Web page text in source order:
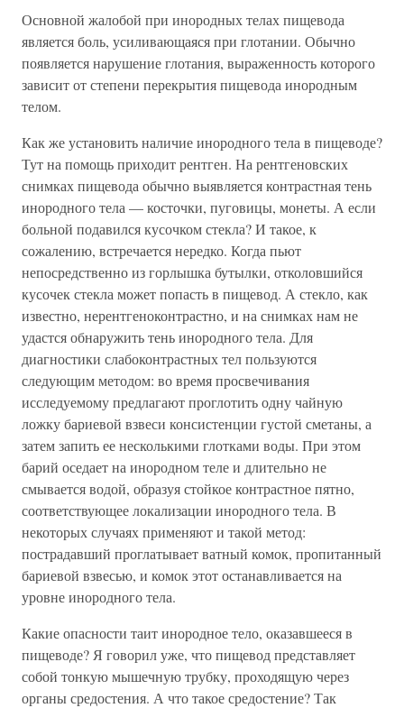
Основной жалобой при инородных телах пищевода
является боль, усиливающаяся при глотании. Обычно
появляется нарушение глотания, выраженность которого
зависит от степени перекрытия пищевода инородным
телом.
Как же установить наличие инородного тела в пищеводе?
Тут на помощь приходит рентген. На рентгеновских
снимках пищевода обычно выявляется контрастная тень
инородного тела — косточки, пуговицы, монеты. А если
больной подавился кусочком стекла? И такое, к
сожалению, встречается нередко. Когда пьют
непосредственно из горлышка бутылки, отколовшийся
кусочек стекла может попасть в пищевод. А стекло, как
известно, нерентгеноконтрастно, и на снимках нам не
удастся обнаружить тень инородного тела. Для
диагностики слабоконтрастных тел пользуются
следующим методом: во время просвечивания
исследуемому предлагают проглотить одну чайную
ложку бариевой взвеси консистенции густой сметаны, а
затем запить ее несколькими глотками воды. При этом
барий оседает на инородном теле и длительно не
смывается водой, образуя стойкое контрастное пятно,
соответствующее локализации инородного тела. В
некоторых случаях применяют и такой метод:
пострадавший проглатывает ватный комок, пропитанный
бариевой взвесью, и комок этот останавливается на
уровне инородного тела.
Какие опасности таит инородное тело, оказавшееся в
пищеводе? Я говорил уже, что пищевод представляет
собой тонкую мышечную трубку, проходящую через
органы средостения. А что такое средостение? Так